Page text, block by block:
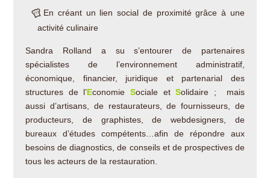
En créant un lien social de proximité grâce à une
activité culinaire
Sandra Rolland a su s’entourer de partenaires
spécialistes de l’environnement administratif,
économique, financier, juridique et partenarial des
structures de l’Economie Sociale etSolidaire ; mais
aussi d’artisans, de restaurateurs, de fournisseurs, de
producteurs, de graphistes, de webdesigners, de
bureaux d’études compétents…afin de répondre aux
besoins de diagnostics, de conseils et de prospectives de
tous les acteurs de la restauration.